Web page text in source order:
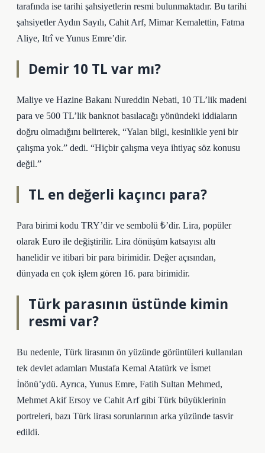
tarafında ise tarihi şahsiyetlerin resmi bulunmaktadır. Bu tarihi
şahsiyetler Aydın Sayılı, Cahit Arf, Mimar Kemalettin, Fatma
Aliye, Itrî ve Yunus Emre’dir.
Demir 10 TL var mı?
Maliye ve Hazine Bakanı Nureddin Nebati, 10 TL’lik madeni
para ve 500 TL’lik banknot basılacağı yönündeki iddiaların
doğru olmadığını belirterek, “Yalan bilgi, kesinlikle yeni bir
çalışma yok.” dedi. “Hiçbir çalışma veya ihtiyaç söz konusu
değil.”
TL en değerli kaçıncı para?
Para birimi kodu TRY’dir ve sembolü ₺’dir. Lira, popüler
olarak Euro ile değiştirilir. Lira dönüşüm katsayısı altı
hanelidir ve itibari bir para birimidir. Değer açısından,
dünyada en çok işlem gören 16. para birimidir.
Türk parasının üstünde kimin
resmi var?
Bu nedenle, Türk lirasının ön yüzünde görüntüleri kullanılan
tek devlet adamları Mustafa Kemal Atatürk ve İsmet
İnönü’ydü. Ayrıca, Yunus Emre, Fatih Sultan Mehmed,
Mehmet Akif Ersoy ve Cahit Arf gibi Türk büyüklerinin
portreleri, bazı Türk lirası sorunlarının arka yüzünde tasvir
edildi.